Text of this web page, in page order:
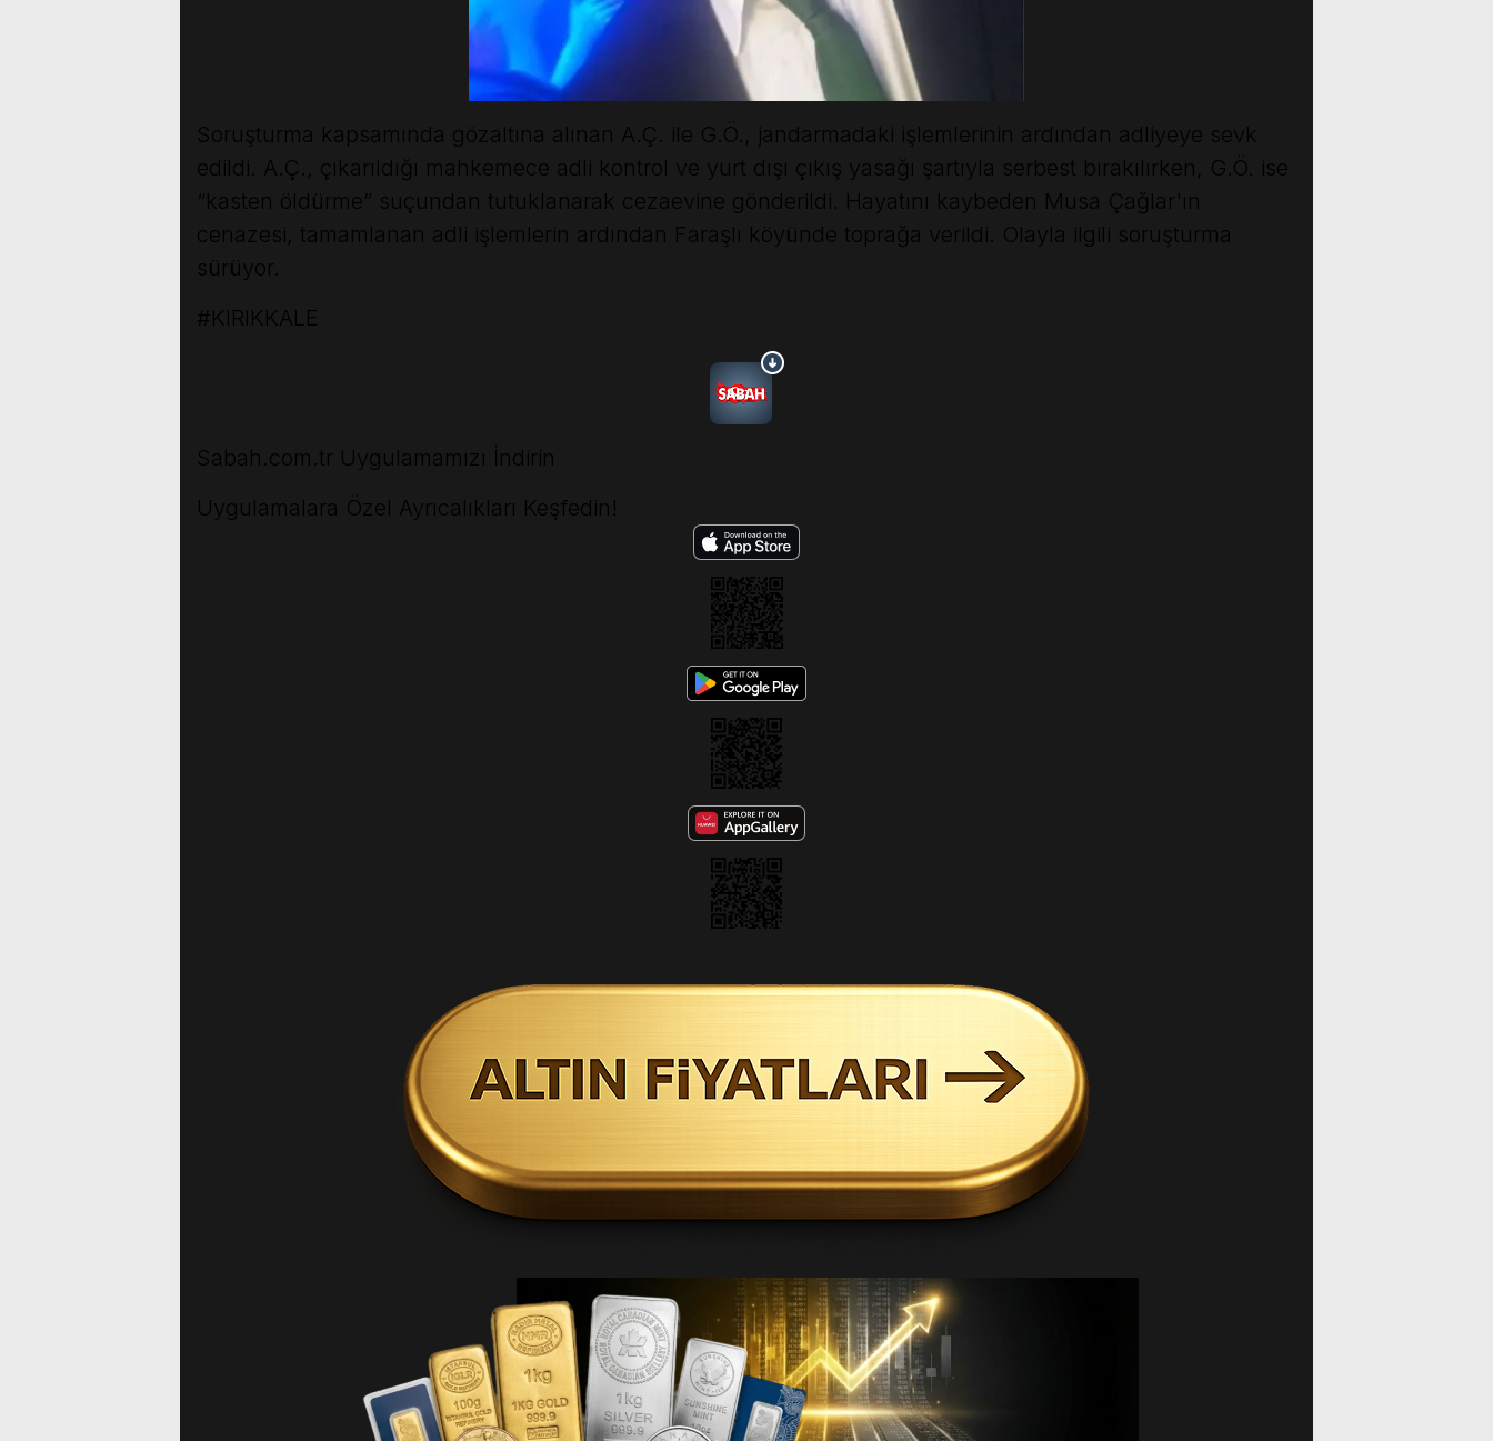
Soruşturma kapsamında gözaltına alınan A.Ç. ile G.Ö., jandarmadaki işlemlerinin ardından adliyeye sevk
edildi. A.Ç., çıkarıldığı mahkemece adli kontrol ve yurt dışı çıkış yasağı şartıyla serbest bırakılırken, G.Ö. ise
“kasten öldürme” suçundan tutuklanarak cezaevine gönderildi. Hayatını kaybeden Musa Çağlar'ın
cenazesi, tamamlanan adli işlemlerin ardından Faraşlı köyünde toprağa verildi. Olayla ilgili soruşturma
sürüyor.
#KIRIKKALE
Sabah.com.tr Uygulamamızı İndirin
Uygulamalara Özel Ayrıcalıkları Keşfedin!